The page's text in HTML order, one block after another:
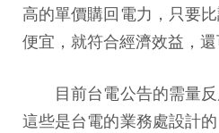
高的單價購回電力，只要
便宜，就符合經濟效益，還
目前台電公告的需量反
這些是台電的業務處設計